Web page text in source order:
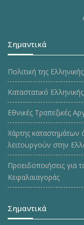
Σημαντικά
Πολιτική της
Καταστατικό
Εθνικές Τραπεζικές
Χάρτης
λειτουργούν στην
Προειδοποιήσεις για
Κεφαλαιαγοράς
Σημαντικά